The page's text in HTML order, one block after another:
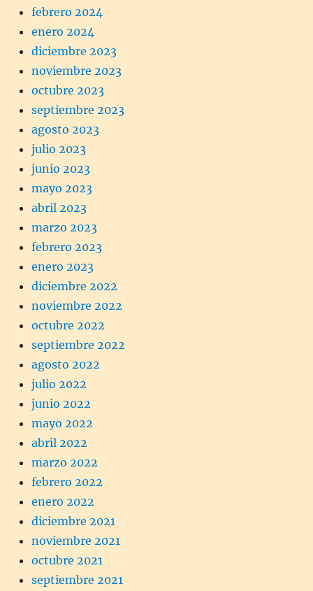
febrero 2024
enero 2024
diciembre 2023
noviembre 2023
octubre 2023
septiembre 2023
agosto 2023
julio 2023
junio 2023
mayo 2023
abril 2023
marzo 2023
febrero 2023
enero 2023
diciembre 2022
noviembre 2022
octubre 2022
septiembre 2022
agosto 2022
julio 2022
junio 2022
mayo 2022
abril 2022
marzo 2022
febrero 2022
enero 2022
diciembre 2021
noviembre 2021
octubre 2021
septiembre 2021